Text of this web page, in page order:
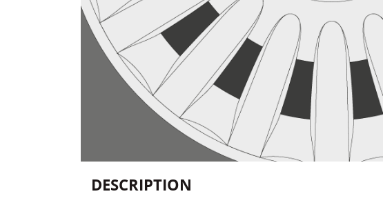
DESCRIPTION